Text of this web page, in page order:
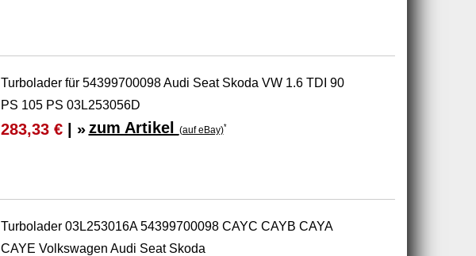
Turbolader für 54399700098 Audi Seat Skoda VW 1.6 TDI 90
PS 105 PS 03L253056D
283,33 €| » zum Artikel (auf eBay)*
Turbolader 03L253016A 54399700098 CAYC CAYB CAYA
CAYE Volkswagen Audi Seat Skoda